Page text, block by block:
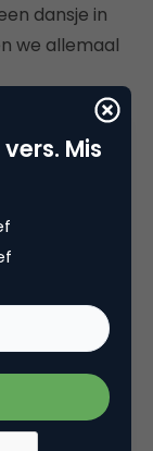
dansje in
we allemaal
FRANCE
tijd en de
Mis